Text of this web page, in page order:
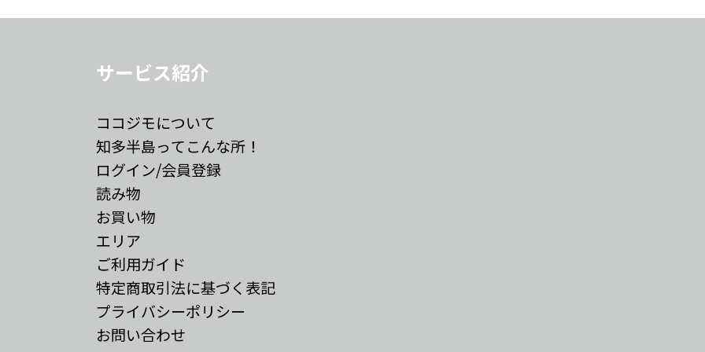
サービス紹介
ココジモについて
知多半島ってこんな所！
ログイン/会員登録
読み物
お買い物
エリア
ご利用ガイド
特定商取引法に基づく表記
プライバシーポリシー
お問い合わせ